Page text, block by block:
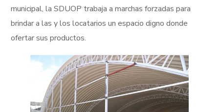
municipal, la SDUOP trabaja a marchas forzadas para
brindar a las y los locatarios un espacio digno donde
ofertar sus productos.